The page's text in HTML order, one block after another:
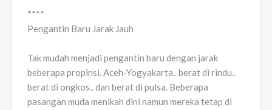
****
Pengantin Baru Jarak Jauh
Tak mudah menjadi pengantin baru dengan jarak
beberapa propinsi. Aceh-Yogyakarta.. berat di rindu..
berat di ongkos.. dan berat di pulsa. Beberapa
pasangan muda menikah dini namun mereka tetap di